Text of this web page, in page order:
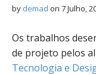
by demad on 7 Julho,
Os trabalhos
de projeto pelos
Tecnologia e